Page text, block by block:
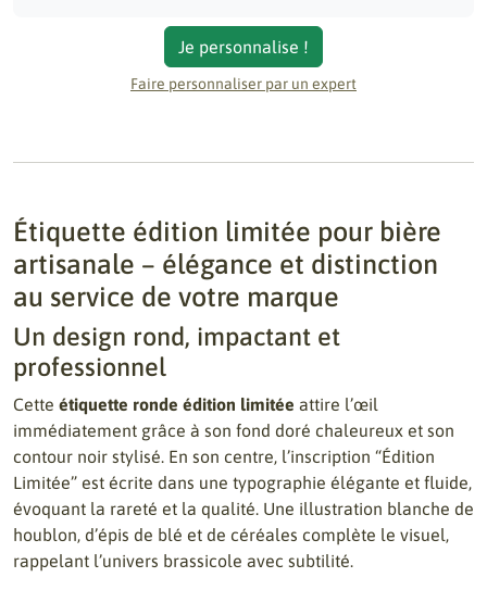
Faire personnaliser par un expert
Je personnalise !
Étiquette édition limitée pour bière
artisanale – élégance et distinction
au service de votre marque
Un design rond, impactant et
professionnel
Cette étiquette ronde édition limitée attire l’œil
immédiatement grâce à son fond doré chaleureux et son
contour noir stylisé. En son centre, l’inscription “Édition
Limitée” est écrite dans une typographie élégante et fluide,
évoquant la rareté et la qualité. Une illustration blanche de
houblon, d’épis de blé et de céréales complète le visuel,
rappelant l’univers brassicole avec subtilité.